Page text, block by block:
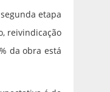
etapa
reivindicação
da obra está